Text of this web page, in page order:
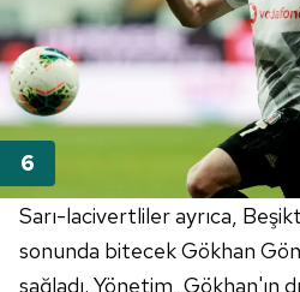
Sarı-lacivertliler ayrıca,
sonunda bitecek Gökhan
sağladı. Yönetim, Gökhan'ın